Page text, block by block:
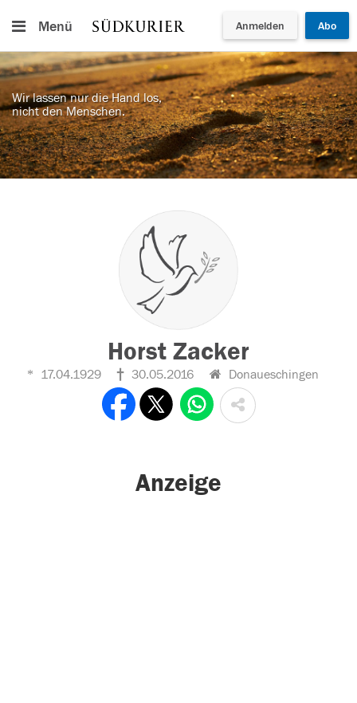
Menü Anmelden Abo
Wir lassen nur die Hand los,
nicht den Menschen.
Horst Zacker
17.04.1929 30.05.2016 Donaueschingen
Anzeige